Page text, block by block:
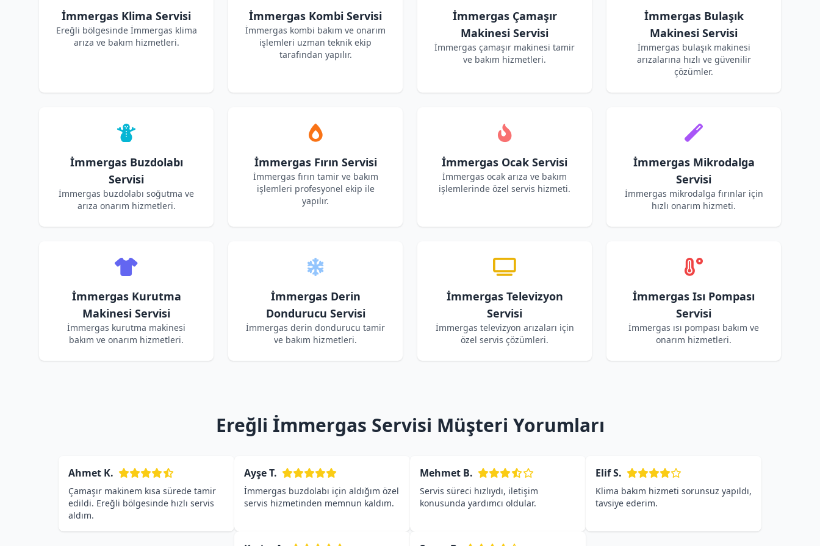
İmmergas Klima Servisi
Ereğli bölgesinde İmmergas klima
arıza ve bakım hizmetleri.
İmmergas Kombi Servisi
İmmergas kombi bakım ve onarım
işlemleri uzman teknik ekip
tarafından yapılır.
İmmergas Çamaşır
Makinesi Servisi
İmmergas çamaşır makinesi tamir
ve bakım hizmetleri.
İmmergas Bulaşık
Makinesi Servisi
İmmergas bulaşık makinesi
arızalarına hızlı ve güvenilir
çözümler.
İmmergas Buzdolabı
Servisi
İmmergas buzdolabı soğutma ve
arıza onarım hizmetleri.
İmmergas Fırın Servisi
İmmergas fırın tamir ve bakım
işlemleri profesyonel ekip ile
yapılır.
İmmergas Ocak Servisi
İmmergas ocak arıza ve bakım
işlemlerinde özel servis hizmeti.
İmmergas Mikrodalga
Servisi
İmmergas mikrodalga fırınlar için
hızlı onarım hizmeti.
İmmergas Kurutma
Makinesi Servisi
İmmergas kurutma makinesi
bakım ve onarım hizmetleri.
İmmergas Derin
Dondurucu Servisi
İmmergas derin dondurucu tamir
ve bakım hizmetleri.
İmmergas Televizyon
Servisi
İmmergas televizyon arızaları için
özel servis çözümleri.
İmmergas Isı Pompası
Servisi
İmmergas ısı pompası bakım ve
onarım hizmetleri.
Ereğli İmmergas Servisi Müşteri Yorumları
Ahmet K.
Çamaşır makinem kısa sürede tamir
edildi. Ereğli bölgesinde hızlı servis
aldım.
Ayşe T.
İmmergas buzdolabı için aldığım özel
servis hizmetinden memnun kaldım.
Mehmet B.
Servis süreci hızlıydı, iletişim
konusunda yardımcı oldular.
Elif S.
Klima bakım hizmeti sorunsuz yapıldı,
tavsiye ederim.